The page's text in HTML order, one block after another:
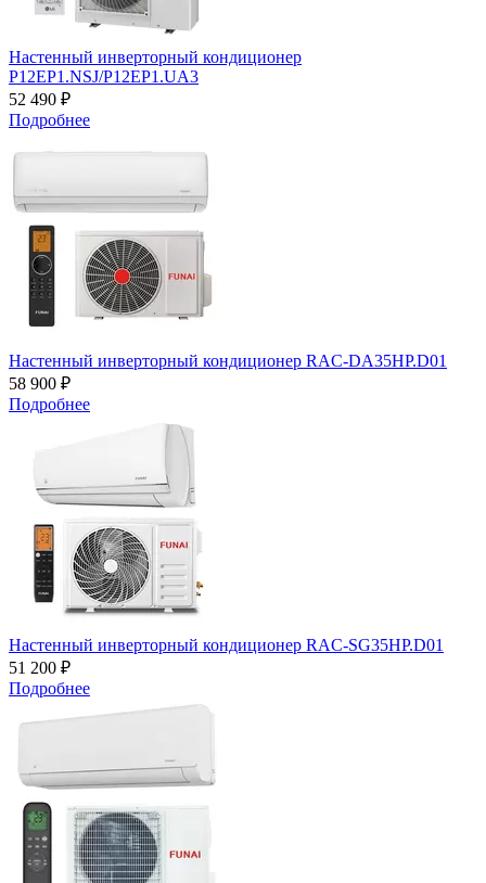
Настенный инверторный кондиционер
P12EP1.NSJ/P12EP1.UA3
52 490 ₽
Подробнее
Настенный инверторный кондиционер RAC-DA35HP.D01
58 900 ₽
Подробнее
Настенный инверторный кондиционер RAC-SG35HP.D01
51 200 ₽
Подробнее